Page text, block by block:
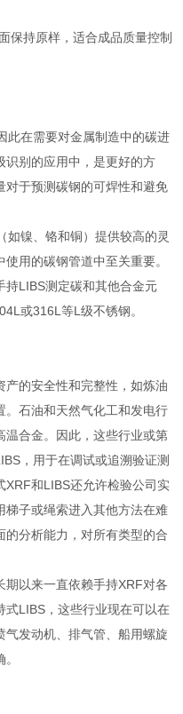
保持原样，适合成品质量控制
此在需要对金属制造中的碳进
识别的应用中，是更好的方
对于预测碳钢的可焊性和避免
如镍、铬和铜）提供较高的灵
用的碳钢管道中至关重要。
持LIBS测定碳和其他合金元
或316L等L级不锈钢。
的安全性和完整性，如炼油
。石油和天然气化工和发电行
温合金。因此，这些行业或第
，用于在调试或追溯验证测
和LIBS还允许检验公司实
梯子或绳索进入其他方法在难
的分析能力，对所有类型的合
以来一直依赖手持XRF对各
式LIBS，这些行业现在可以在
发动机、排气管、船用螺旋